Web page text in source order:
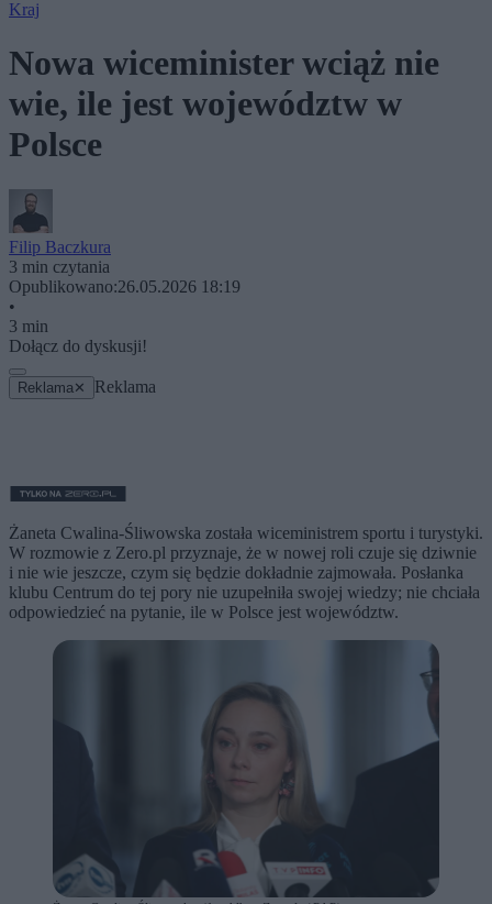
Kraj
Nowa wiceminister wciąż nie
wie, ile jest województw w
Polsce
Filip Baczkura
3 min czytania
Opublikowano:26.05.2026 18:19
•
3 min
Dołącz do dyskusji!
Reklama ✕ Reklama
Żaneta Cwalina-Śliwowska została wiceministrem sportu i turystyki.
W rozmowie z Zero.pl przyznaje, że w nowej roli czuje się dziwnie
i nie wie jeszcze, czym się będzie dokładnie zajmowała. Posłanka
klubu Centrum do tej pory nie uzupełniła swojej wiedzy; nie chciała
odpowiedzieć na pytanie, ile w Polsce jest województw.